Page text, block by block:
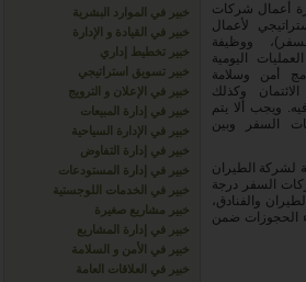
خبير في الموارد البشرية
خبير في القيادة و الإدارة
خبير تخطيط إداري
خبير تسويق استراتيجي
خبير في الإعلان و الترويج
خبير في إدارة المبيعات
خبير في الإدارة السياحية
خبير في إدارة التفاوض
خبير في إدارة المستودعات
خبير في الخدمات اللوجستية
خبير مشاريع صغيرة
خبير في إدارة المشاريع
خبير في الأمن و السلامة
خبير في العلاقات العامة
أعمال شركات
لأعمال
ووظيفة
اليومية
أمن وسلامة
وكذلك
ويجب ألا يتم
السفر وبين
لشركة الطيران
السفر درجة
والفنادق،
الحجوزات ضمن